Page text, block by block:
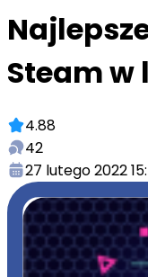
Steam
4.88
42
27 lutego 2022